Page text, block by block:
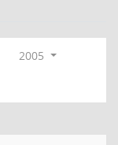
2005